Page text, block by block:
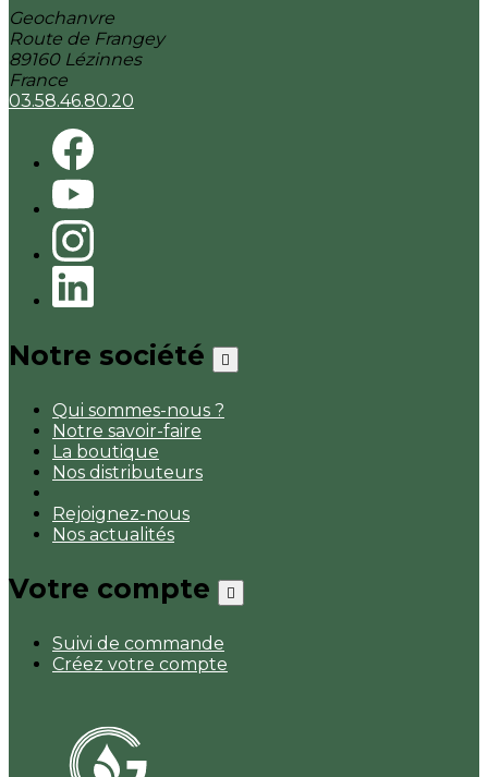
Geochanvre
Route de Frangey
89160 Lézinnes
France
03.58.46.80.20
Notre société 
Qui sommes-nous ?
Notre savoir-faire
La boutique
Nos distributeurs
Rejoignez-nous
Nos actualités
Votre compte 
Suivi de commande
Créez votre compte